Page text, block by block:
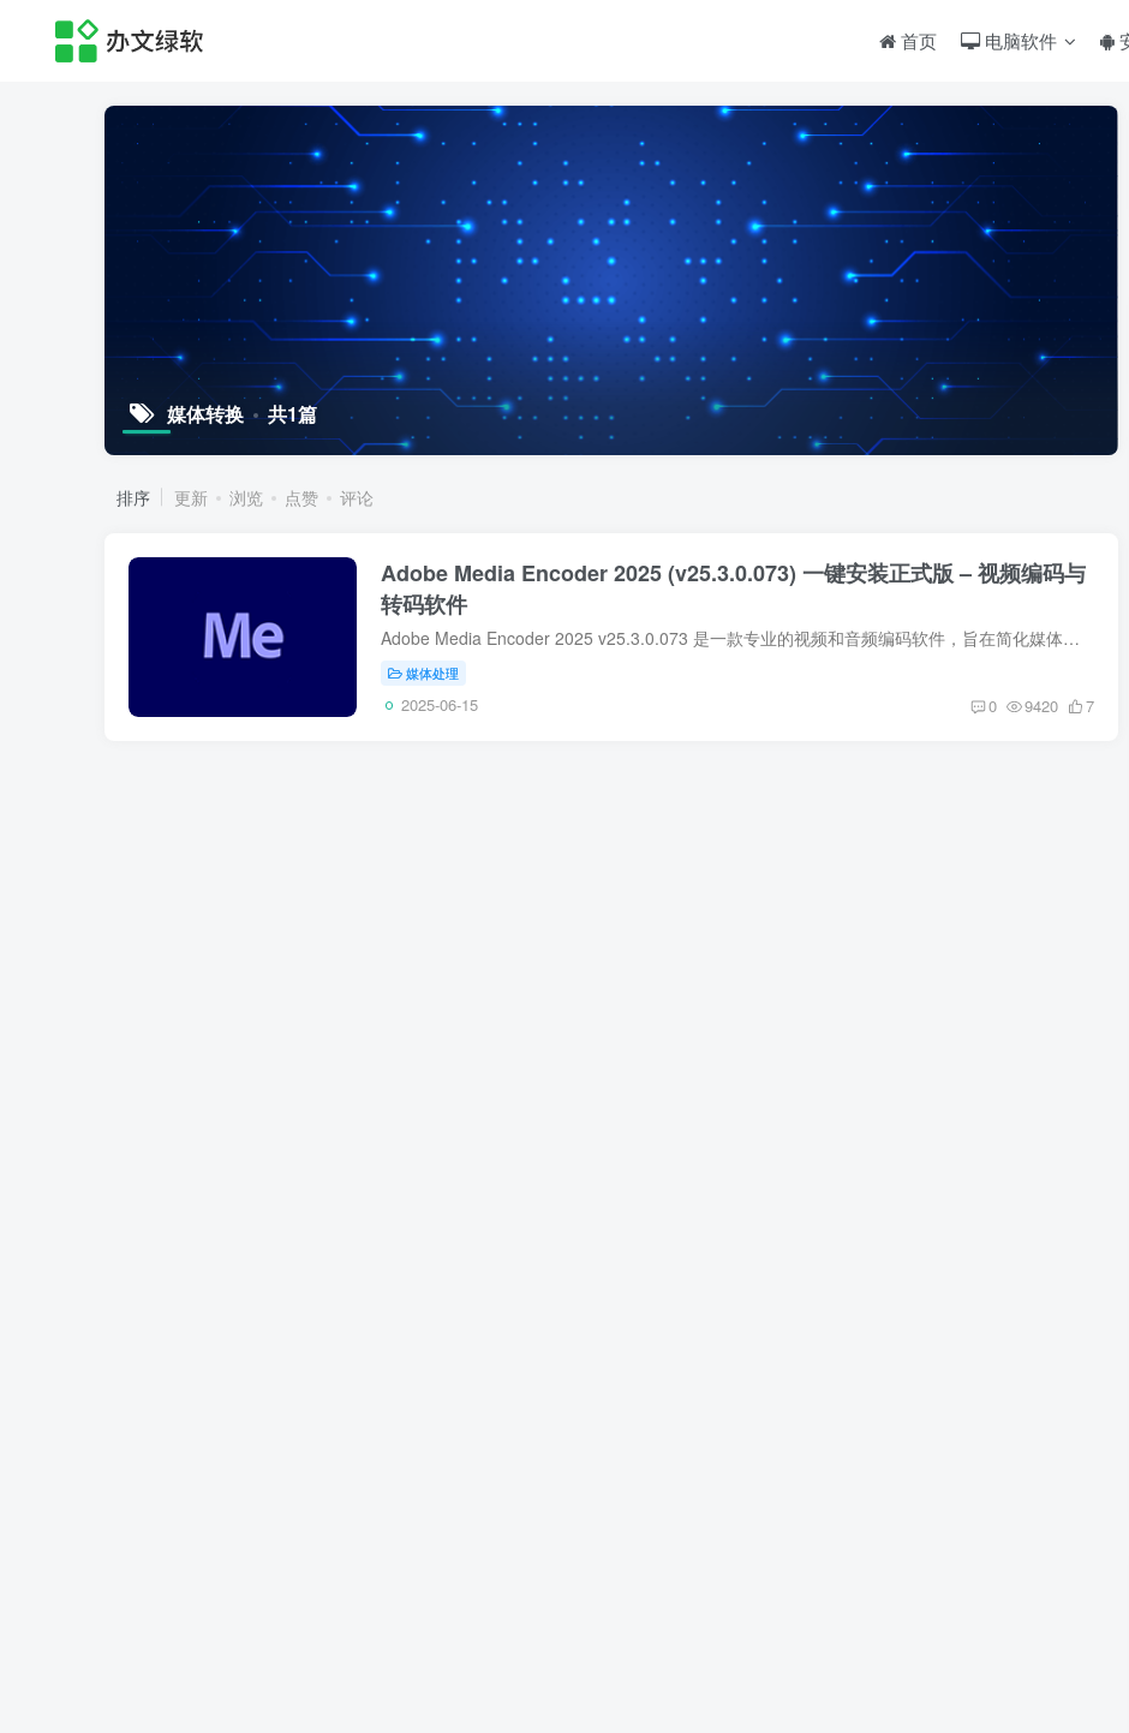
首页 电脑软件
媒体转换 共1篇
排序 更新 浏览 点赞 评论
Adobe Media Encoder 2025 (v25.3.0.073) 一键安装正式版 – 视频编码与
转码软件
Adobe Media Encoder 2025 v25.3.0.073 是一款专业的视频和音频编码软件，旨在简化媒体文件的转换过程。它支持多种格式的输入和输出，并能自动适应不同的设备和平台需求，是视频编辑、广播和网...
媒体处理
2025-06-15 0 9420 7